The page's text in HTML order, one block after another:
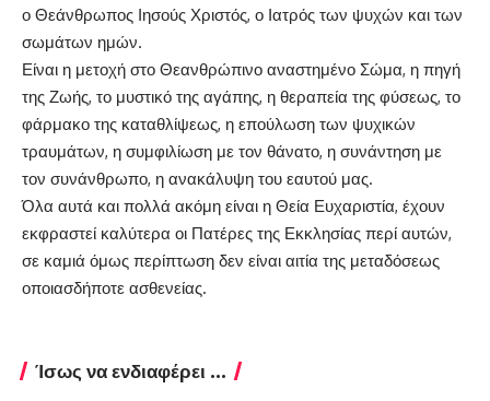
ο Θεάνθρωπος Ιησούς Χριστός, ο Ιατρός των ψυχών και των
σωμάτων ημών.
Είναι η μετοχή στο Θεανθρώπινο αναστημένο Σώμα, η πηγή
της Ζωής, το μυστικό της αγάπης, η θεραπεία της φύσεως, το
φάρμακο της καταθλίψεως, η επούλωση των ψυχικών
τραυμάτων, η συμφιλίωση με τον θάνατο, η συνάντηση με
τον συνάνθρωπο, η ανακάλυψη του εαυτού μας.
Όλα αυτά και πολλά ακόμη είναι η Θεία Ευχαριστία, έχουν
εκφραστεί καλύτερα οι Πατέρες της Εκκλησίας περί αυτών,
σε καμιά όμως περίπτωση δεν είναι αιτία της μεταδόσεως
οποιασδήποτε ασθενείας.
Ίσως να ενδιαφέρει ...